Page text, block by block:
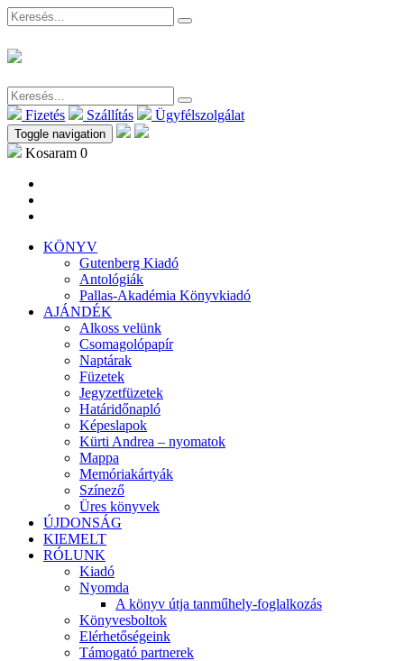
Fizetés Szállítás Ügyfélszolgálat
Toggle navigation
Kosaram 0
KÖNYV
Gutenberg Kiadó
Antológiák
Pallas-Akadémia Könyvkiadó
AJÁNDÉK
Alkoss velünk
Csomagolópapír
Naptárak
Füzetek
Jegyzetfüzetek
Határidőnapló
Képeslapok
Kürti Andrea – nyomatok
Mappa
Memóriakártyák
Színező
Üres könyvek
ÚJDONSÁG
KIEMELT
RÓLUNK
Kiadó
Nyomda
A könyv útja tanműhely-foglalkozás
Könyvesboltok
Elérhetőségeink
Támogató partnerek